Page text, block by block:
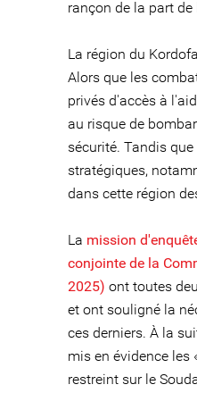
rançon de la part
La région du
Alors que les
privés d'accès à
au risque de
sécurité. Tandis
stratégiques,
dans cette région
La mission
conjointe de la
2025) ont toutes
et ont souligné la
ces derniers. À la
mis en évidence les
restreint sur le